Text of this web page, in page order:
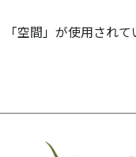
空間」が使用されて